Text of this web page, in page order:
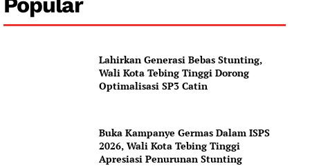
News Week
Magazine PRO
Lahirkan Generasi Bebas Stunting,
Wali Kota Tebing Tinggi Dorong
Optimalisasi SP3 Catin
Buka Kampanye Germas Dalam ISPS
2026, Wali Kota Tebing Tinggi
Apresiasi Penurunan Stunting